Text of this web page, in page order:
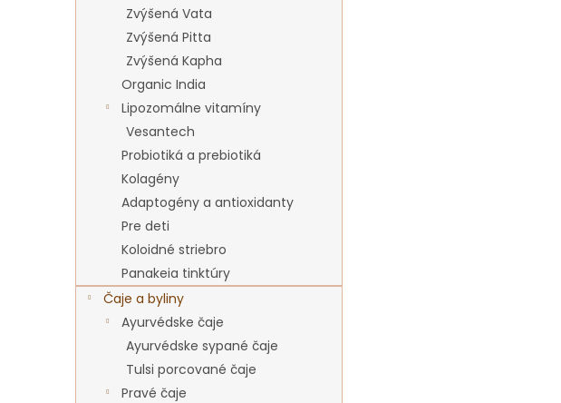
Zvýšená Vata
Zvýšená Pitta
Zvýšená Kapha
Organic India
Lipozomálne vitamíny
Vesantech
Probiotiká a prebiotiká
Kolagény
Adaptogény a antioxidanty
Pre deti
Koloidné striebro
Panakeia tinktúry
Čaje a byliny
Ayurvédske čaje
Ayurvédske sypané čaje
Tulsi porcované čaje
Pravé čaje